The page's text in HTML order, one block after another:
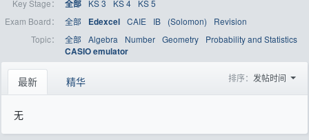
Key Stage：
全部 KS 3 KS 4
KS 5
Exam Board：
全部 Edexcel CAIE IB (Solomon)
Revision
Topic：
全部 Algebra Number Geometry
Probability and Statistics
CASIO emulator
最新 精华 排序： 发帖时间
无